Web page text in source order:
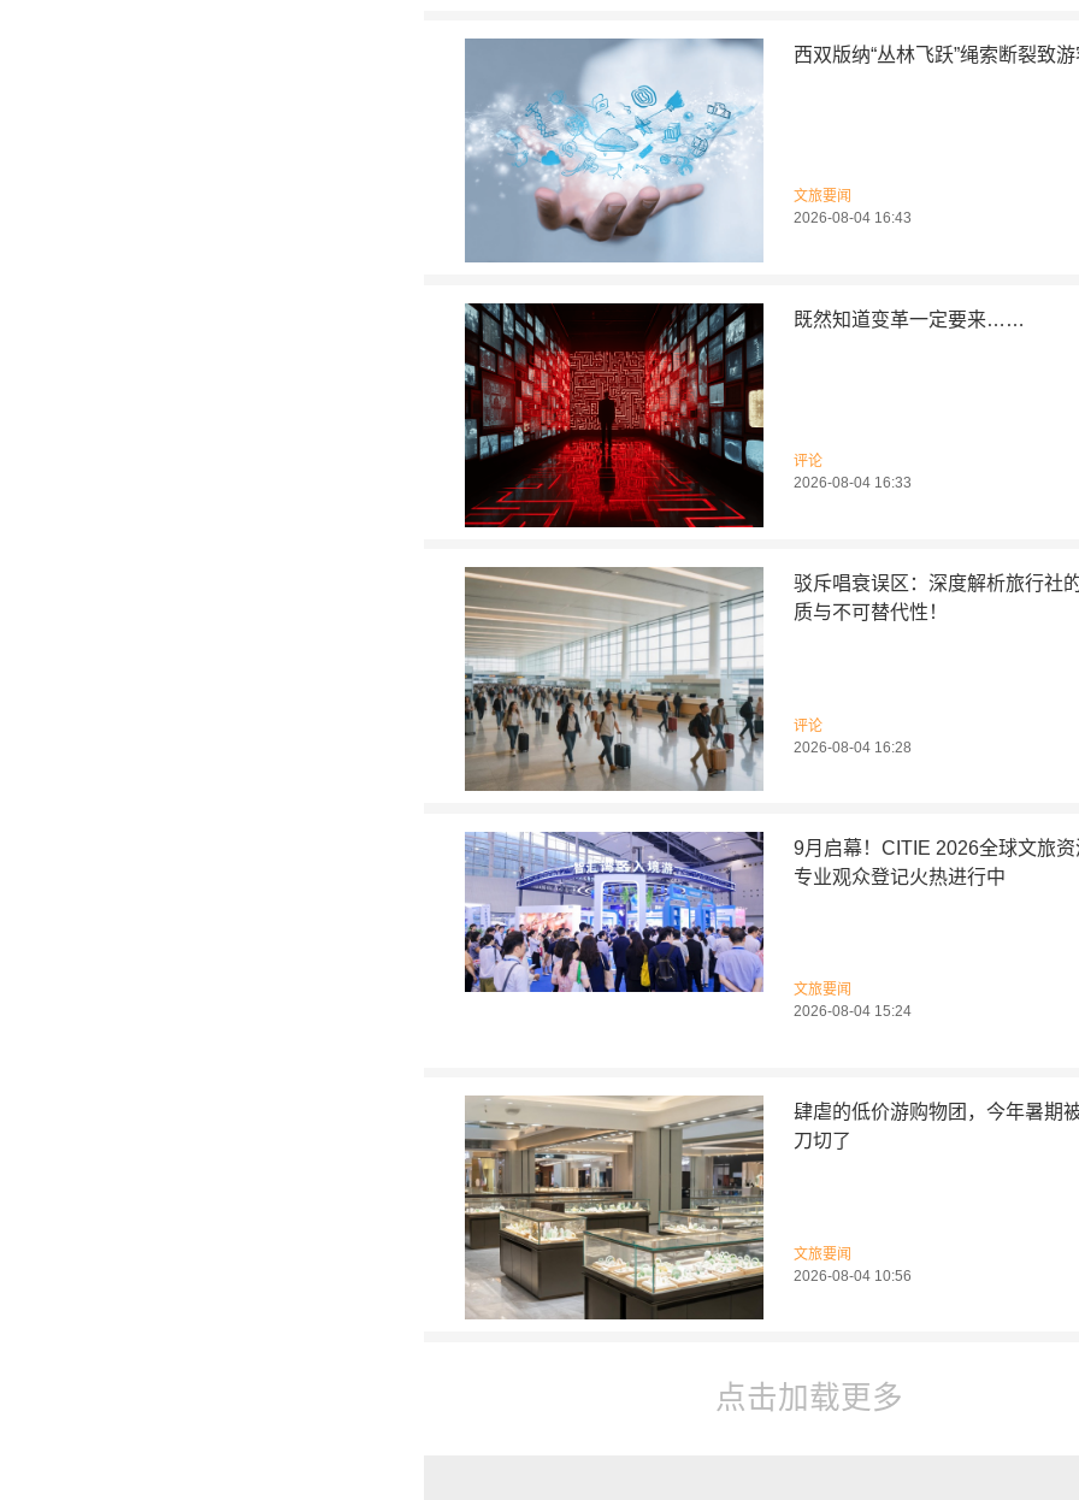
西双版纳“丛林飞跃”绳索断裂致
文旅要闻
2026-08-04 16:43
既然知道变革一定要来……
评论
2026-08-04 16:33
驳斥唱衰误区：深度解析旅行社
质与不可替代性！
评论
2026-08-04 16:28
9月启幕！CITIE 2026全球文旅
专业观众登记火热进行中
文旅要闻
2026-08-04 15:24
肆虐的低价游购物团，今年暑期
刀切了
文旅要闻
2026-08-04 10:56
点击加载更多